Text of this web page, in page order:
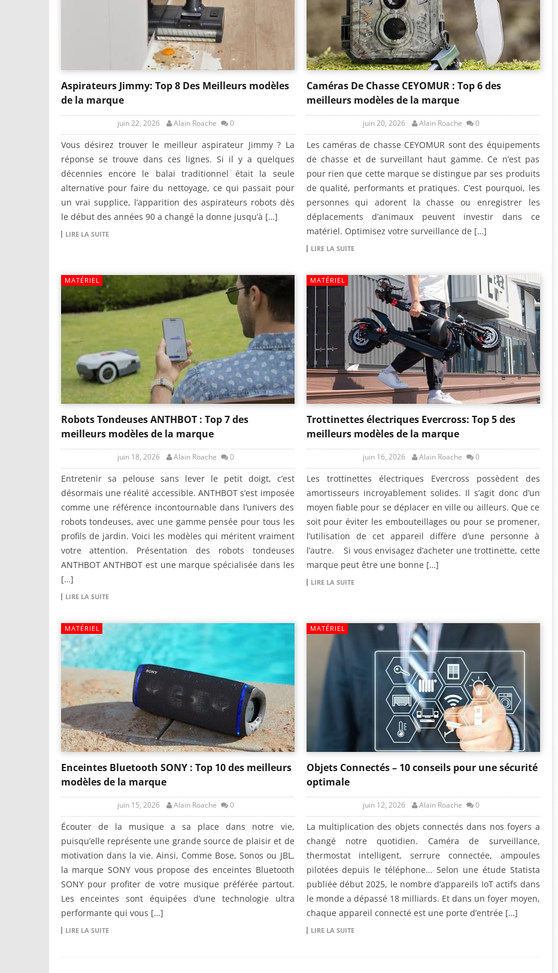
Aspirateurs Jimmy: Top 8 Des Meilleurs modèles
de la marque
juin 22, 2026 Alain Roache 0
Vous désirez trouver le meilleur aspirateur Jimmy ? La
réponse se trouve dans ces lignes. Si il y a quelques
décennies encore le balai traditionnel était la seule
alternative pour faire du nettoyage, ce qui passait pour
un vrai supplice, l’apparition des aspirateurs robots dès
le début des années 90 a changé la donne jusqu’à […]
LIRE LA SUITE
Caméras De Chasse CEYOMUR : Top 6 des
meilleurs modèles de la marque
juin 20, 2026 Alain Roache 0
Les caméras de chasse CEYOMUR sont des équipements
de chasse et de surveillant haut gamme. Ce n’est pas
pour rien que cette marque se distingue par ses produits
de qualité, performants et pratiques. C’est pourquoi, les
personnes qui adorent la chasse ou enregistrer les
déplacements d’animaux peuvent investir dans ce
matériel. Optimisez votre surveillance de […]
LIRE LA SUITE
MATÉRIEL
Robots Tondeuses ANTHBOT : Top 7 des
meilleurs modèles de la marque
juin 18, 2026 Alain Roache 0
Entretenir sa pelouse sans lever le petit doigt, c’est
désormais une réalité accessible. ANTHBOT s’est imposée
comme une référence incontournable dans l’univers des
robots tondeuses, avec une gamme pensée pour tous les
profils de jardin. Voici les modèles qui méritent vraiment
votre attention. Présentation des robots tondeuses
ANTHBOT ANTHBOT est une marque spécialisée dans les
[…]
LIRE LA SUITE
MATÉRIEL
Trottinettes électriques Evercross: Top 5 des
meilleurs modèles de la marque
juin 16, 2026 Alain Roache 0
Les trottinettes électriques Evercross possèdent des
amortisseurs incroyablement solides. Il s’agit donc d’un
moyen fiable pour se déplacer en ville ou ailleurs. Que ce
soit pour éviter les embouteillages ou pour se promener,
l’utilisation de cet appareil diffère d’une personne à
l’autre. Si vous envisagez d’acheter une trottinette, cette
marque peut être une bonne […]
LIRE LA SUITE
MATÉRIEL
Enceintes Bluetooth SONY : Top 10 des meilleurs
modèles de la marque
juin 15, 2026 Alain Roache 0
Écouter de la musique a sa place dans notre vie,
puisqu’elle représente une grande source de plaisir et de
motivation dans la vie. Ainsi, Comme Bose, Sonos ou JBL,
la marque SONY vous propose des enceintes Bluetooth
SONY pour profiter de votre musique préférée partout.
Les enceintes sont équipées d’une technologie ultra
performante qui vous […]
LIRE LA SUITE
MATÉRIEL
Objets Connectés – 10 conseils pour une sécurité
optimale
juin 12, 2026 Alain Roache 0
La multiplication des objets connectés dans nos foyers a
changé notre quotidien. Caméra de surveillance,
thermostat intelligent, serrure connectée, ampoules
pilotées depuis le téléphone… Selon une étude Statista
publiée début 2025, le nombre d’appareils IoT actifs dans
le monde a dépassé 18 milliards. Et dans un foyer moyen,
chaque appareil connecté est une porte d’entrée […]
LIRE LA SUITE